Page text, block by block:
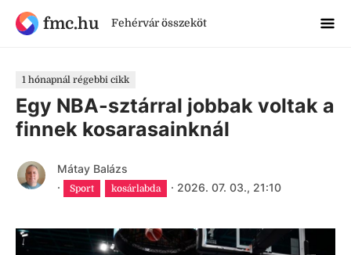
fmc.hu Fehérvár összeköt
1 hónapnál régebbi cikk
Egy NBA-sztárral jobbak voltak a
finnek kosarasainknál
Mátay Balázs
·
Sport kosárlabda · 2026. 07. 03., 21:10